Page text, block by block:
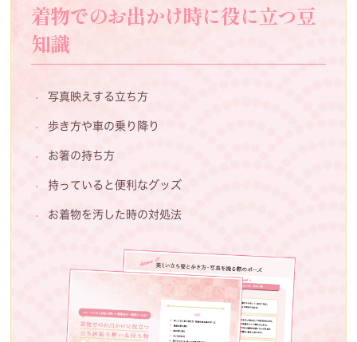
着物でのお出かけ時に役に立つ豆
知識
写真映えする立ち方
歩き方や車の乗り降り
お箸の持ち方
持っていると便利なグッズ
お着物を汚した時の対処法